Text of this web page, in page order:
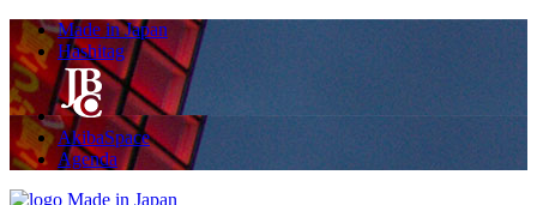
Made in Japan
Hashitag
AkibaSpace
Agenda